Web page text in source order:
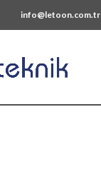
info@letoon.com.tr